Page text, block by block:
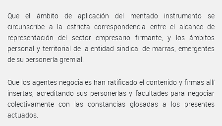
Que el ámbito de aplicación del mentado instrumento se
circunscribe a la estricta correspondencia entre el alcance de
representación del sector empresario firmante, y los ámbitos
personal y territorial de la entidad sindical de marras, emergentes
de su personería gremial.
Que los agentes negociales han ratificado el contenido y firmas allí
insertas, acreditando sus personerías y facultades para negociar
colectivamente con las constancias glosadas a los presentes
actuados.